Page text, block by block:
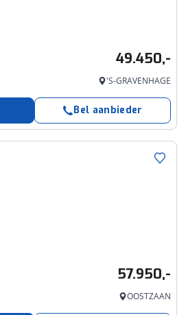
49.450,-
'S-GRAVENHAGE
Bel aanbieder
57.950,-
OOSTZAAN